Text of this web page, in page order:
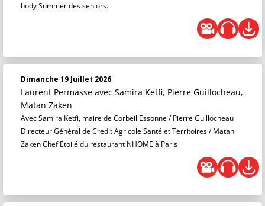
body Summer des seniors.
Dimanche 19 Juillet 2026
Laurent Permasse avec Samira Ketfi, Pierre Guillocheau,
Matan Zaken
Avec Samira Ketfi, maire de Corbeil Essonne / Pierre Guillocheau
Directeur Général de Credit Agricole Santé et Territoires / Matan
Zaken Chef Étoilé du restaurant NHOME à Paris